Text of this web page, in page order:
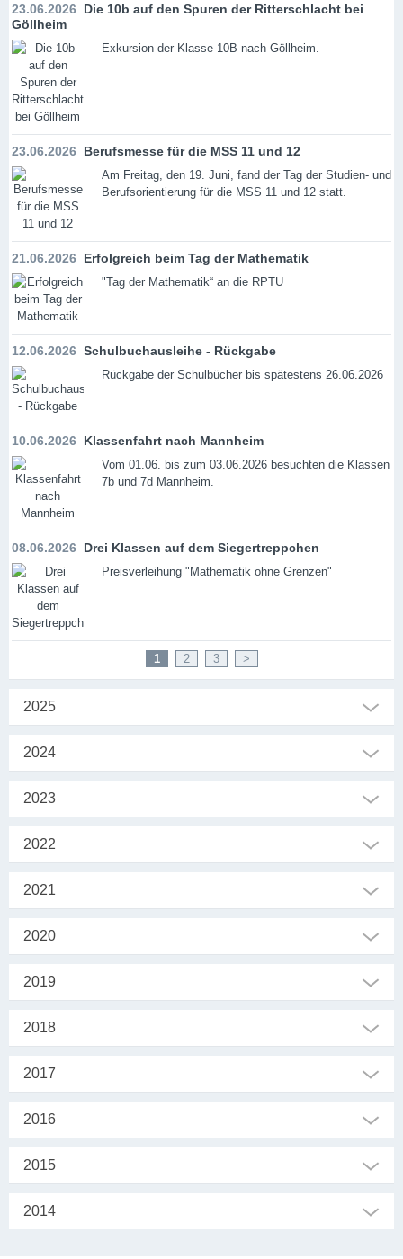
23.06.2026 Die 10b auf den Spuren der Ritterschlacht bei
Göllheim
Exkursion der Klasse 10B nach Göllheim.
23.06.2026 Berufsmesse für die MSS 11 und 12
Am Freitag, den 19. Juni, fand der Tag der Studien- und
Berufsorientierung für die MSS 11 und 12 statt.
21.06.2026 Erfolgreich beim Tag der Mathematik
"Tag der Mathematik“ an die RPTU
12.06.2026 Schulbuchausleihe - Rückgabe
Rückgabe der Schulbücher bis spätestens 26.06.2026
10.06.2026 Klassenfahrt nach Mannheim
Vom 01.06. bis zum 03.06.2026 besuchten die Klassen
7b und 7d Mannheim.
08.06.2026 Drei Klassen auf dem Siegertreppchen
Preisverleihung "Mathematik ohne Grenzen"
1 2 3 >
2025
2024
2023
2022
2021
2020
2019
2018
2017
2016
2015
2014